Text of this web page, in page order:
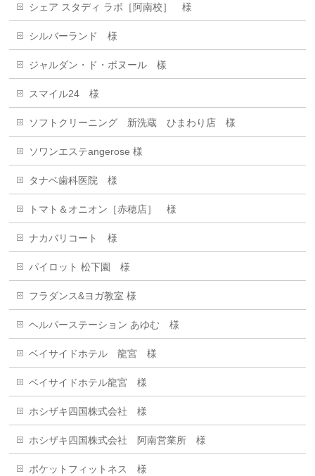
シェア スタディ ラボ［阿南校］ 様
シルバーランド 様
ジャルダン・ド・ボヌール 樣
スマイル24 様
ソフトクリーニング 新洗蔵 ひまわり店 様
ソワンエステangerose 様
タナベ歯科医院 様
トマト＆オニオン［赤穂店］ 様
ナカバリコート 様
パイロット 松下園 様
フラダンス&ヨガ教室 様
ヘルパーステーション あゆむ 様
ベイサイドホテル 龍宮 様
ベイサイドホテル龍宮 様
ホシザキ四国株式会社 様
ホシザキ四国株式会社 阿南営業所 様
ポケットフィットネス 様